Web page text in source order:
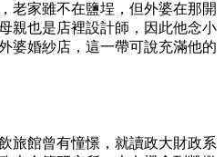
老家雖不在鹽埕，但外婆在那開
親也是店裡設計師，因此他念小
婆婚紗店，這一帶可說充滿他的
旅館曾有憧憬，就讀政大財政系